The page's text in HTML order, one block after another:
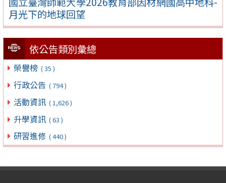
月光下的地球回望
依公告類別彙總
榮譽榜 ( 35 )
行政公告 ( 794 )
活動資訊 ( 1,626 )
升學資訊 ( 63 )
研習進修 ( 440 )